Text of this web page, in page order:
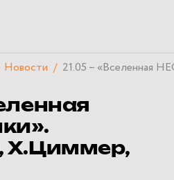
Новости 21.05 – «Вселенная
Х.Циммер,